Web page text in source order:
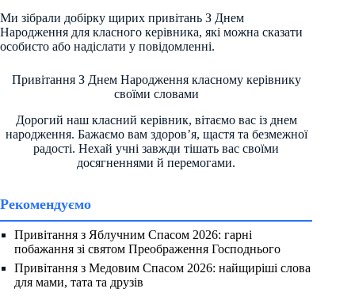
Ми зібрали добірку щирих привітань З Днем
Народження для класного керівника, які можна сказати
особисто або надіслати у повідомленні.
Привітання З Днем Народження класному керівнику
своїми словами
Дорогий наш класний керівник, вітаємо вас із днем
народження. Бажаємо вам здоров’я, щастя та безмежної
радості. Нехай учні завжди тішать вас своїми
досягненнями й перемогами.
Рекомендуємо
Привітання з Яблучним Спасом 2026: гарні
побажання зі святом Преображення Господнього
Привітання з Медовим Спасом 2026: найщиріші слова
для мами, тата та друзів